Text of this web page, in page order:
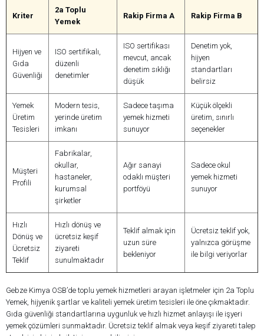
Kriter
2a Toplu
Yemek
Rakip Firma A Rakip Firma B
Hijyen ve
Gıda
Güvenliği
ISO sertifikalı,
düzenli
denetimler
ISO sertifikası
mevcut, ancak
denetim sıklığı
düşük
Denetim yok,
hijyen
standartları
belirsiz
Yemek
Üretim
Tesisleri
Modern tesis,
yerinde üretim
imkanı
Sadece taşıma
yemek hizmeti
sunuyor
Küçük ölçekli
üretim, sınırlı
seçenekler
Müşteri
Profili
Fabrikalar,
okullar,
hastaneler,
kurumsal
şirketler
Ağır sanayi
odaklı müşteri
portföyü
Sadece okul
yemek hizmeti
sunuyor
Hızlı
Dönüş ve
Ücretsiz
Teklif
Hızlı dönüş ve
ücretsiz keşif
ziyareti
sunulmaktadır
Teklif almak için
uzun süre
bekleniyor
Ücretsiz teklif yok,
yalnızca görüşme
ile bilgi veriyorlar
Gebze Kimya OSB’de toplu yemek hizmetleri arayan işletmeler için 2a Toplu
Yemek, hijyenik şartlar ve kaliteli yemek üretim tesisleri ile öne çıkmaktadır.
Gıda güvenliği standartlarına uygunluk ve hızlı hizmet anlayışı ile işyeri
yemek çözümleri sunmaktadır. Ücretsiz teklif almak veya keşif ziyareti talep